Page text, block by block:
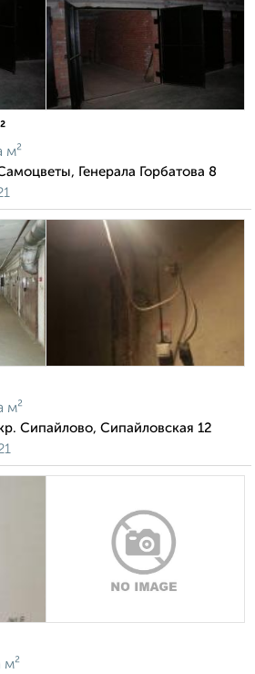
м²
Генерала Горбатова 8
м²
Сипайлово, Сипайловская 12
м²